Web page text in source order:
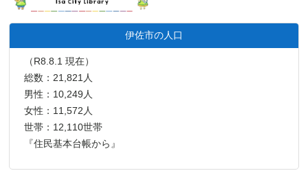
伊佐市の人口
（R8.8.1 現在）
総数：21,821人
男性：10,249人
女性：11,572人
世帯：12,110世帯
『住民基本台帳から』